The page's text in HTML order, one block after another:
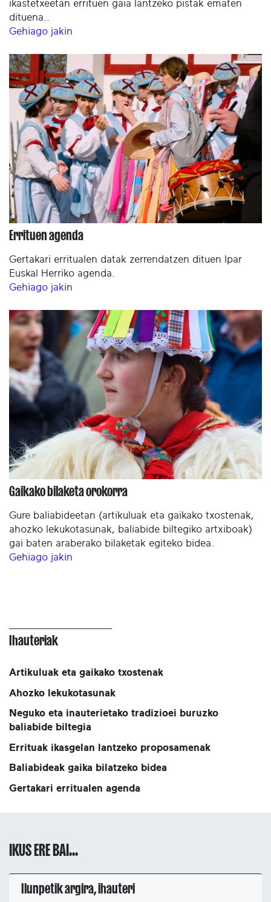
ikastetxeetan errituen gaia lantzeko pistak ematen
dituena..
Gehiago jakin
Errituen agenda
Gertakari erritualen datak zerrendatzen dituen Ipar
Euskal Herriko agenda.
Gehiago jakin
Gaikako bilaketa orokorra
Gure baliabideetan (artikuluak eta gaikako txostenak,
ahozko lekukotasunak, baliabide biltegiko artxiboak)
gai baten araberako bilaketak egiteko bidea.
Gehiago jakin
Ihauteriak
Artikuluak eta gaikako txostenak
Ahozko lekukotasunak
Neguko eta inauterietako tradizioei buruzko
baliabide biltegia
Errituak ikasgelan lantzeko proposamenak
Baliabideak gaika bilatzeko bidea
Gertakari erritualen agenda
IKUS ERE BAI...
Ilunpetik argira, ihauteri